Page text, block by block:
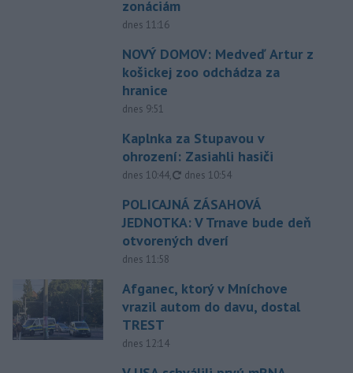
zonáciám
dnes 11:16
NOVÝ DOMOV: Medveď Artur z
košickej zoo odchádza za
hranice
dnes 9:51
Kaplnka za Stupavou v
ohrození: Zasiahli hasiči
dnes 10:44, aktualizované
dnes 10:54
POLICAJNÁ ZÁSAHOVÁ
JEDNOTKA: V Trnave bude deň
otvorených dverí
dnes 11:58
Afganec, ktorý v Mníchove
vrazil autom do davu, dostal
TREST
dnes 12:14